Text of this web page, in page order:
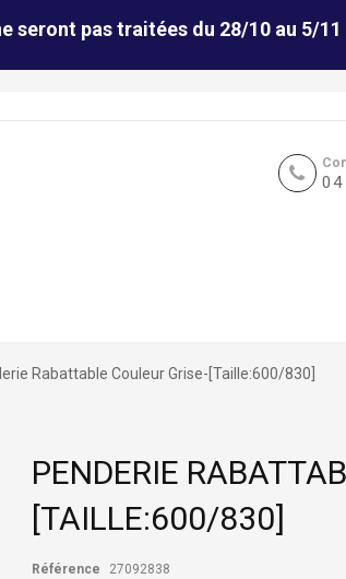
seront pas traitées du 28/10 au 5/11
Rabattable Couleur Grise-[Taille:600/830]
PENDERIE
[TAILLE:600/830]
Référence 27092838